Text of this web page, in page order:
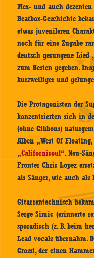
Mex- und auch
Beatbox-Geschichte
etwas juvenileren
noch für eine Zugabe
deutsch gesungene Lied
zum Besten gegeben.
kurzweiliger und
Die Protagonisten der
konzentrierten sich in
(ohne Gibbons)
Alben „West Of
„Californisoul“. Neu-
Fronter Chris Lopez
als Sänger, wie auch
Gitarrentechnisch
Serge Simic (erinnerte
sporadisch (z. B. beim
Lead vocals übernahm.
Grossi, der einen